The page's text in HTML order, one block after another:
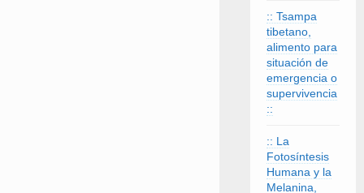
:: Tsampa
tibetano,
alimento para
situación de
emergencia o
supervivencia
::
:: La
Fotosíntesis
Humana y la
Melanina,